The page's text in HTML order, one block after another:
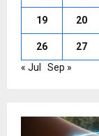
19 20
26 27
« Jul
Sep »